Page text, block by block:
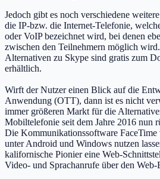
Jedoch gibt es noch verschiedene
die IP-bzw. die Internet-Telefonie,
oder VoIP bezeichnet wird, bei denen
zwischen den Teilnehmern möglich
Alternativen zu Skype sind gratis zum
erhältlich.
Wirft der Nutzer einen Blick auf die
Anwendung (OTT), dann ist es nicht
immer größeren Markt für die
Mobiltelefonie seit dem Jahre 2016 nun
Die Kommunikationssoftware
unter Android und Windows nutzen
kalifornische Pionier eine Web-
Video- und Sprachanrufe über den Web-